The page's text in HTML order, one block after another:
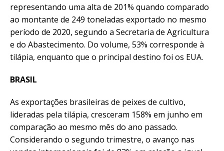
representando uma alta de 201% quando comparado
ao montante de 249 toneladas exportado no mesmo
período de 2020, segundo a Secretaria de Agricultura
e do Abastecimento. Do volume, 53% corresponde à
tilápia, enquanto que o principal destino foi os EUA.
BRASIL
As exportações brasileiras de peixes de cultivo,
lideradas pela tilápia, cresceram 158% em junho em
comparação ao mesmo mês do ano passado.
Considerando o segundo trimestre, o avanço nas